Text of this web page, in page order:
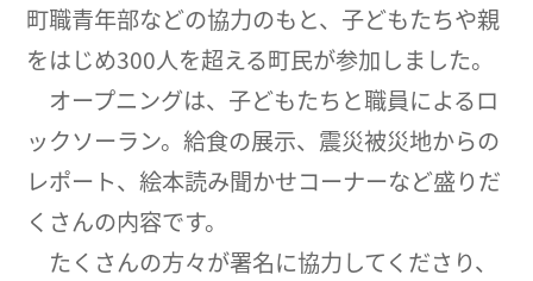
町職青年部などの協力のもと、子どもたちや親
をはじめ300人を超える町民が参加しました。
オープニングは、子どもたちと職員によるロ
ックソーラン。給食の展示、震災被災地からの
レポート、絵本読み聞かせコーナーなど盛りだ
くさんの内容です。
たくさんの方々が署名に協力してくださり、